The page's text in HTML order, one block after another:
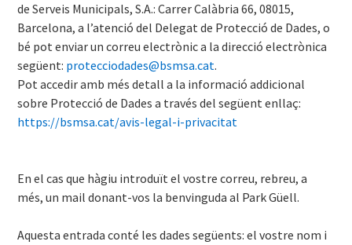
de Serveis Municipals, S.A.: Carrer Calàbria 66, 08015,
Barcelona, a l’atenció del Delegat de Protecció de Dades, o
bé pot enviar un correu electrònic a la direcció electrònica
següent: protecciodades@bsmsa.cat.
Pot accedir amb més detall a la informació addicional
sobre Protecció de Dades a través del següent enllaç:
https://bsmsa.cat/avis-legal-i-privacitat
En el cas que hàgiu introduït el vostre correu, rebreu, a
més, un mail donant-vos la benvinguda al Park Güell.
Aquesta entrada conté les dades següents: el vostre nom i